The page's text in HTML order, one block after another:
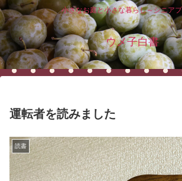
小さなお庭と小さな暮らし～シニア
ウメ子白書
運転者を読みました
読書